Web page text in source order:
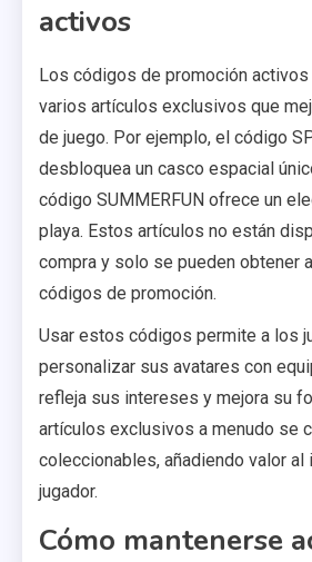
activos
Los códigos de promoción activos
varios artículos exclusivos que
de juego. Por ejemplo, el código
desbloquea un casco espacial
código SUMMERFUN ofrece un
playa. Estos artículos no están
compra y solo se pueden obtener
códigos de promoción.
Usar estos códigos permite a los
personalizar sus avatares con
refleja sus intereses y mejora su
artículos exclusivos a menudo se
coleccionables, añadiendo valor al
jugador.
Cómo mantenerse